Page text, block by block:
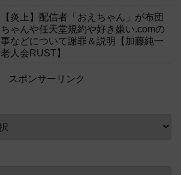
【炎上】配信者「おえちゃん」が布団
ちゃんや任天堂規約や好き嫌い.comの
事などについて謝罪＆説明【加藤純一
老人会RUST】
スポンサーリンク